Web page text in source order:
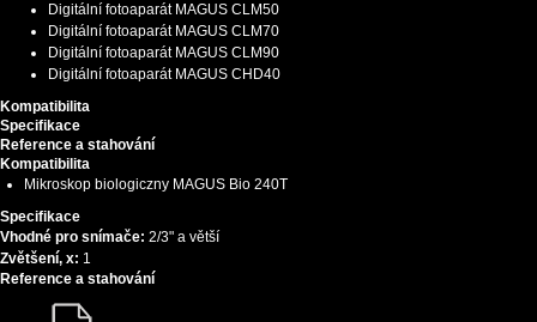
Digitální fotoaparát MAGUS CLM50
Digitální fotoaparát MAGUS CLM70
Digitální fotoaparát MAGUS CLM90
Digitální fotoaparát MAGUS CHD40
Kompatibilita
Specifikace
Reference a stahování
Kompatibilita
Mikroskop biologiczny MAGUS Bio 240T
Specifikace
Vhodné pro snímače: 2/3" a větší
Zvětšení, x: 1
Reference a stahování